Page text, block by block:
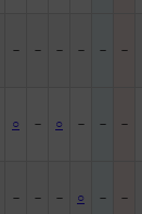
－ － － － － －
○ － ○ － － －
－ － － ○ － －